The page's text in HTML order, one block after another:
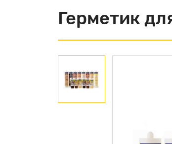
Герметик